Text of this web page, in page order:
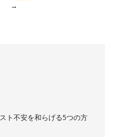
→
ト不安を和らげる5つの方